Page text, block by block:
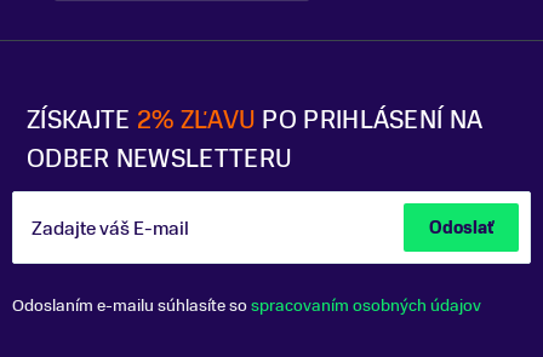
ZÍSKAJTE 2% ZĽAVU PO PRIHLÁSENÍ NA
ODBER NEWSLETTERU
Zadajte váš E-mail Odoslať
Odoslaním e-mailu súhlasíte sospracovaním osobných údajov